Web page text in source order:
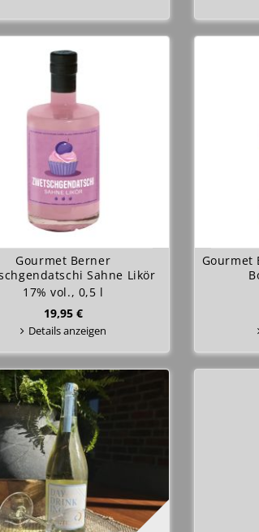
Gourmet Berner
Sahne Likör
17% vol., 0,5 l
19,95 €
Details anzeigen
Gourmet